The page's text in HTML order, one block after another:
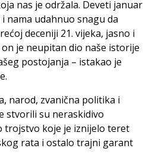
nas je održala. Deveti januar
nama udahnuo snagu da
deceniji 21. vijeka, jasno i
je neupitan dio naše istorije
postojanja – istakao je
narod, zvanična politika i
stvorili su neraskidivo
trojstvo koje je iznijelo teret
rata i ostalo trajni garant